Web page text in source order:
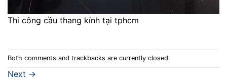
Thi công cầu thang kính tại tphcm
Both comments and trackbacks are currently closed.
Next →